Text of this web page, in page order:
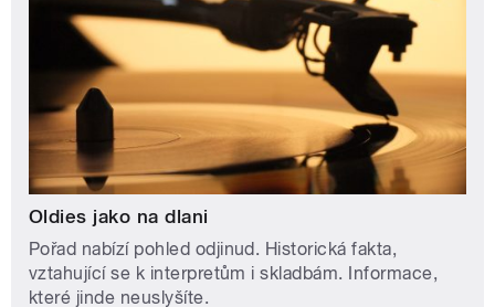
Oldies jako na dlani
Pořad nabízí pohled odjinud. Historická fakta,
vztahující se k interpretům i skladbám. Informace,
které jinde neuslyšíte.